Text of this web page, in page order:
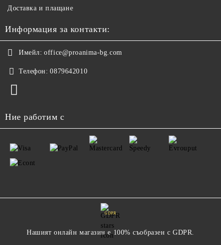
Доставка и плащане
Информация за контакти:
Имейл: office@proanima-bg.com
Телефон: 0879642010
Ние работим с
GDPR
Нашият онлайн магазин е 100% съобразен с GDPR.